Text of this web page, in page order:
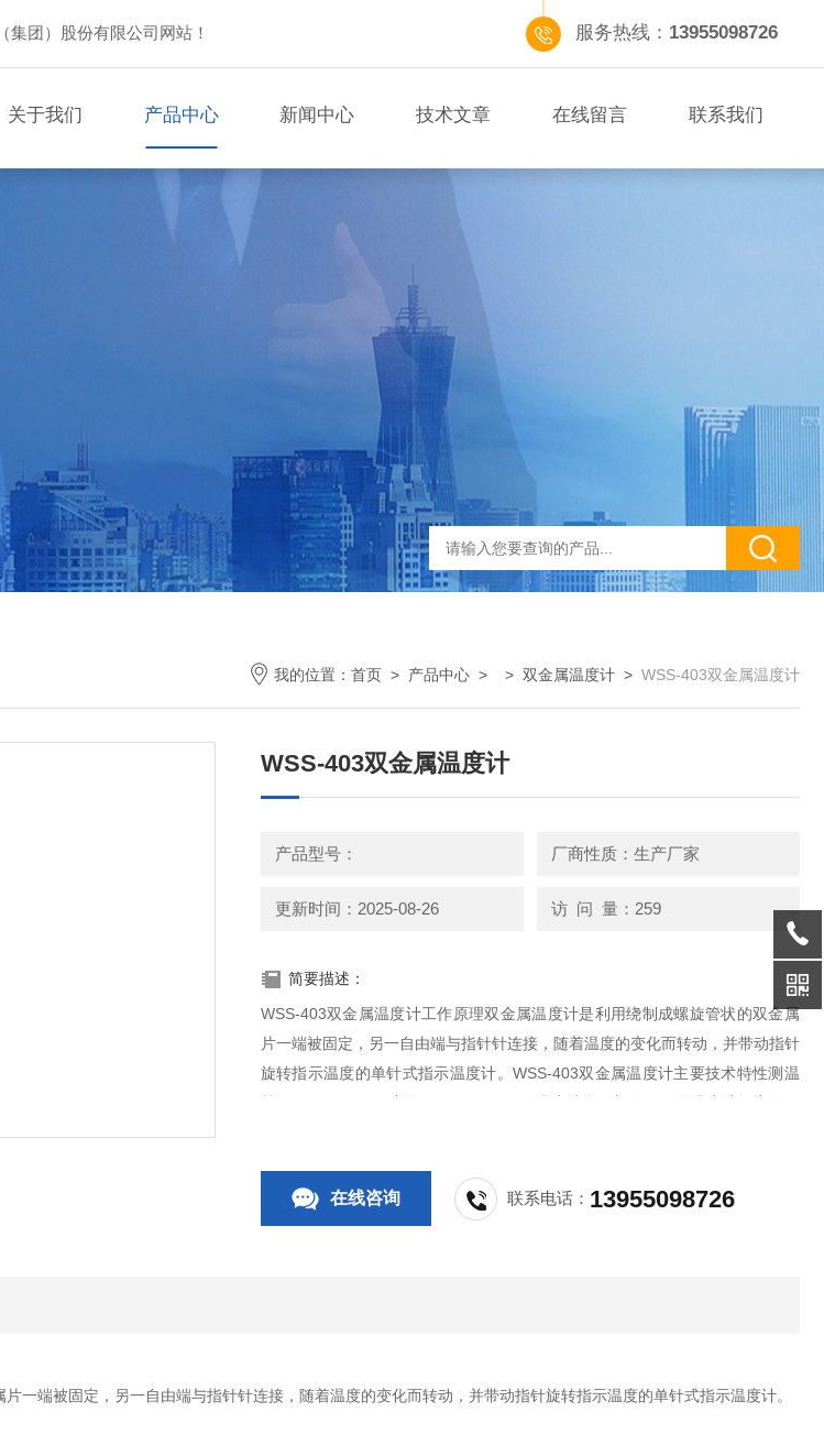
集团）股份有限公司网站！ 服务热线： 13955098726
关于我们 产品中心 新闻中心 技术文章 在线留言 联系我们
我的位置： 首页 > 产品中心 > > 双金属温度计 > WSS-403双金属温度计
WSS-403双金属温度计
产品型号： 厂商性质：生产厂家
更新时间：2025-08-26 访 问 量：259
简要描述：
WSS-403双金属温度计工作原理双金属温度计是利用绕制成螺旋管状的双金属
片一端被固定，另一自由端与指针针连接，随着温度的变化而转动，并带动指针
旋转指示温度的单针式指示温度计。WSS-403双金属温度计主要技术特性测温
范围：-80-600℃**度等级：1.0 /1.5级，温度计指示部分：（按温度计标度盘的
在线咨询 联系电话： 13955098726
一端被固定，另一自由端与指针针连接，随着温度的变化而转动，并带动指针旋转指示温度的单针式指示温度计。